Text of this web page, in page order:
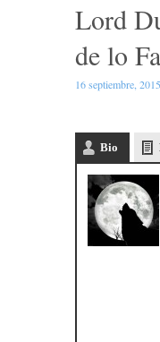
Lord
de lo
16 septiembre, 2015
Bio